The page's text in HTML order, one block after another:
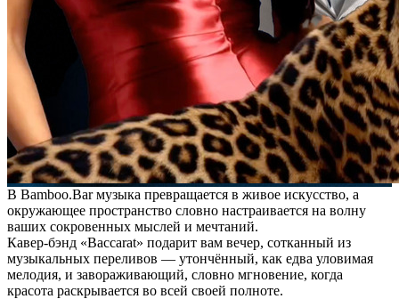
В Bamboo.Bar музыка превращается в живое искусство, а
окружающее пространство словно настраивается на волну
ваших сокровенных мыслей и мечтаний.
Кавер‑бэнд «Baccarat» подарит вам вечер, сотканный из
музыкальных переливов — утончённый, как едва уловимая
мелодия, и завораживающий, словно мгновение, когда
красота раскрывается во всей своей полноте.